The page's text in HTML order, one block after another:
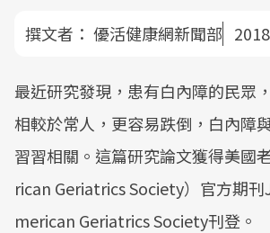
撰文者： 優活健康網新聞部
最近研究發現，患有白內障的民眾
相較於常人，更容易跌倒，白內障
習習相關。這篇研究論文獲得美國
rican Geriatrics Society）官方期
merican Geriatrics Society刊登。